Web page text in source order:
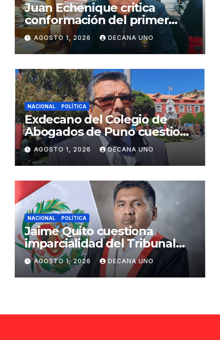
Juan Echenique critica
conformación del primer
gabinete ministerial de Keiko
Fujimori
AGOSTO 1, 2026 DECANA UNO
NACIONAL POLÍTICA
Exdecano del Colegio de
Abogados de Puno cuestiona
propuestas sobre seguridad
ciudadana
AGOSTO 1, 2026 DECANA UNO
NACIONAL POLÍTICA
Jaime Quito cuestiona
imparcialidad del Tribunal
Constitucional tras liberación
de Ollanta Humala
AGOSTO 1, 2026 DECANA UNO